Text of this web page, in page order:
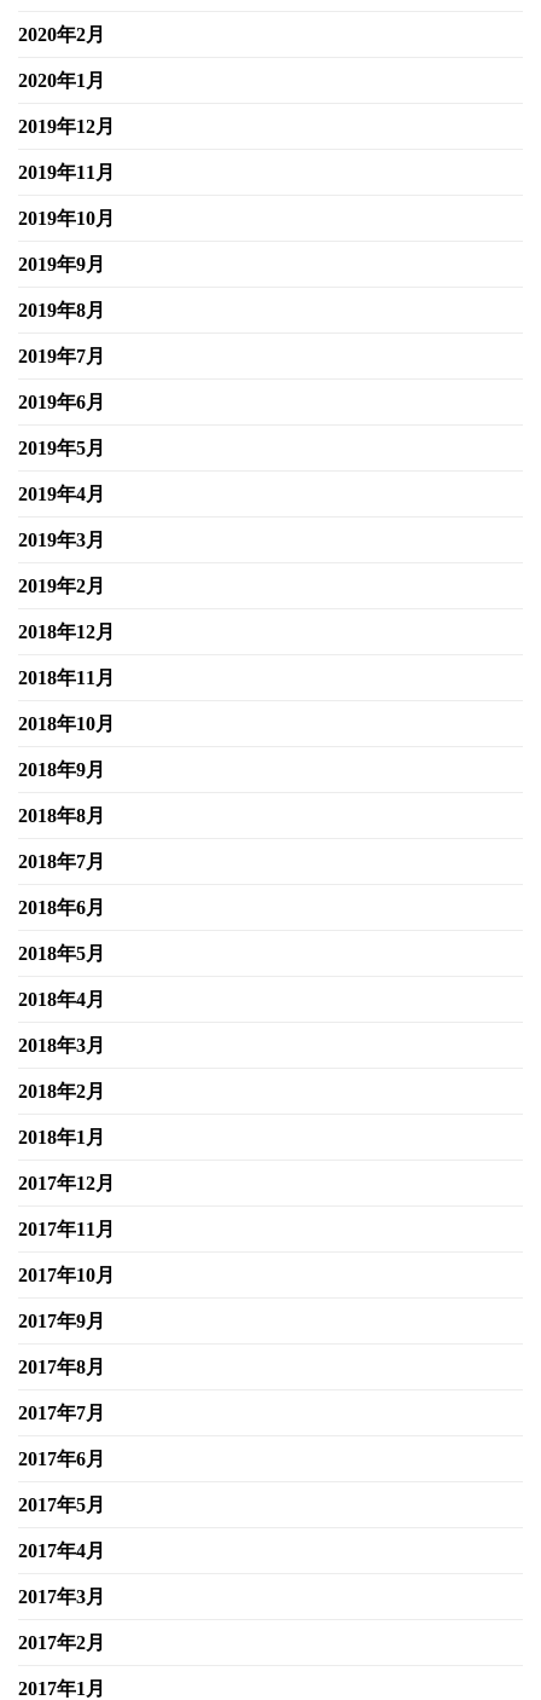
2020年2月
2020年1月
2019年12月
2019年11月
2019年10月
2019年9月
2019年8月
2019年7月
2019年6月
2019年5月
2019年4月
2019年3月
2019年2月
2018年12月
2018年11月
2018年10月
2018年9月
2018年8月
2018年7月
2018年6月
2018年5月
2018年4月
2018年3月
2018年2月
2018年1月
2017年12月
2017年11月
2017年10月
2017年9月
2017年8月
2017年7月
2017年6月
2017年5月
2017年4月
2017年3月
2017年2月
2017年1月